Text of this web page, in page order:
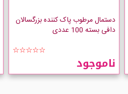
دستمال مرطوب پاک کننده بزرگسالان
دافی بسته 100 عددی
☆☆☆☆☆
ناموجود